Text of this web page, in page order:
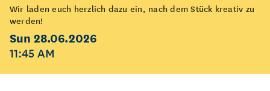
Wir laden euch herzlich dazu ein, nach dem Stück kreativ zu
werden!
Sun 28.06.2026
11:45 AM